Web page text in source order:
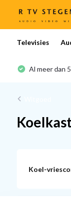
Televisies
Al meer dan
Koel-